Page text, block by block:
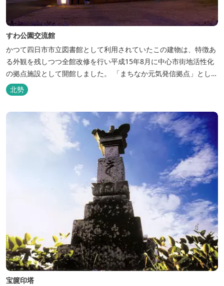
すわ公園交流館
かつて四日市市立図書館として利用されていたこの建物は、特徴あ
る外観を残しつつ全館改修を行い平成15年8月に中心市街地活性化
の拠点施設として開館しました。 「まちなか元気発信拠点」とし
て、企画や施設運営を通して幅広い世代の人が交流できる場所を目
指しています。 この建物－旧四日市市立図書館－は、平成15年1月
に国の登録有形文化財に指定されています。
北勢
宝篋印塔